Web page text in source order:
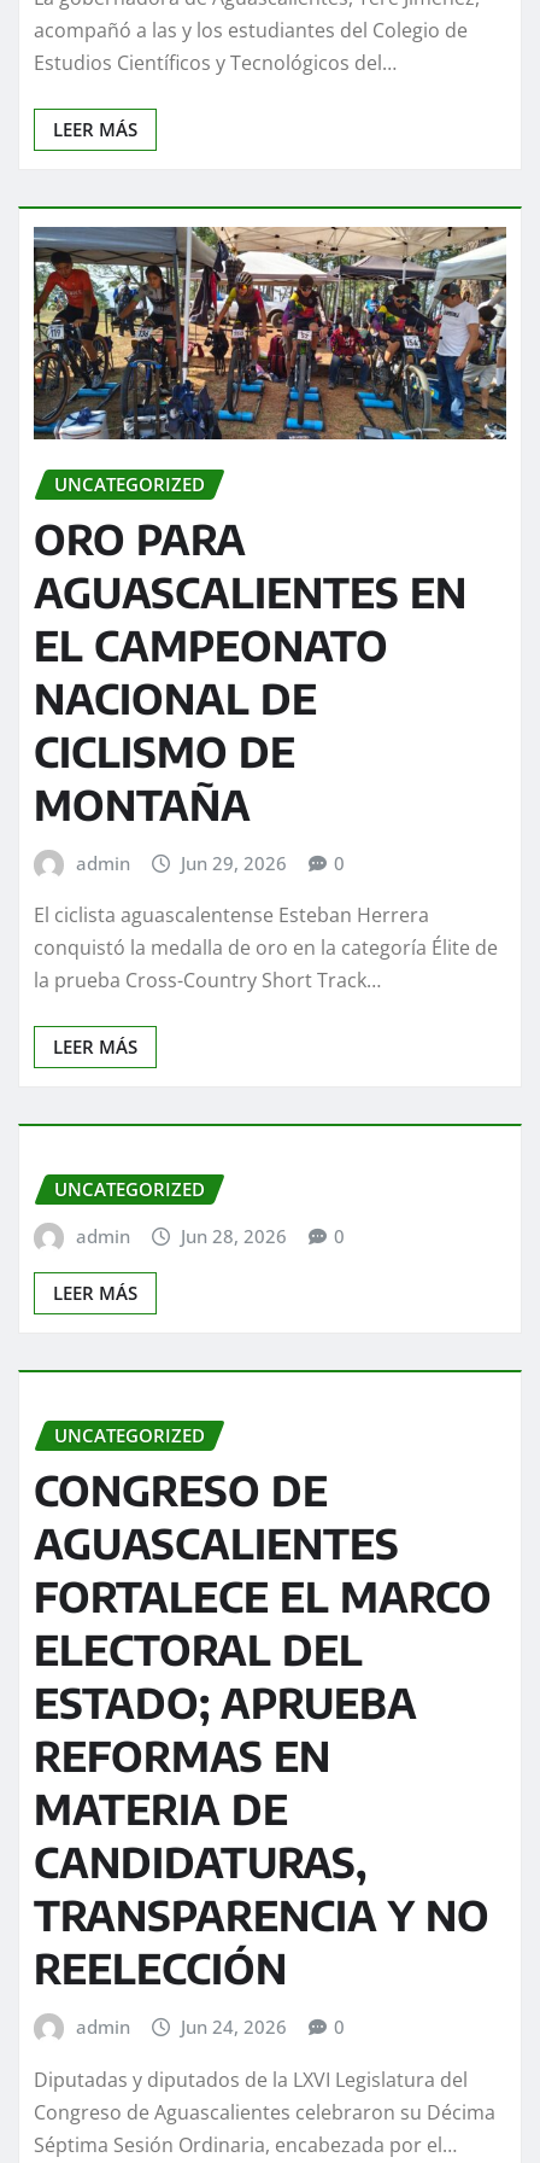
acompañó a las y los estudiantes del Colegio de
Estudios Científicos y Tecnológicos del…
LEER MÁS
UNCATEGORIZED
ORO PARA
AGUASCALIENTES EN
EL CAMPEONATO
NACIONAL DE
CICLISMO DE
MONTAÑA
admin Jun 29, 2026 0
El ciclista aguascalentense Esteban Herrera
conquistó la medalla de oro en la categoría Élite de
la prueba Cross-Country Short Track…
LEER MÁS
UNCATEGORIZED
admin
Jun 28, 2026 0
LEER MÁS
UNCATEGORIZED
CONGRESO DE
AGUASCALIENTES
FORTALECE EL MARCO
ELECTORAL DEL
ESTADO; APRUEBA
REFORMAS EN
MATERIA DE
CANDIDATURAS,
TRANSPARENCIA Y NO
REELECCIÓN
admin Jun 24, 2026 0
Diputadas y diputados de la LXVI Legislatura del
Congreso de Aguascalientes celebraron su Décima
Séptima Sesión Ordinaria, encabezada por el…